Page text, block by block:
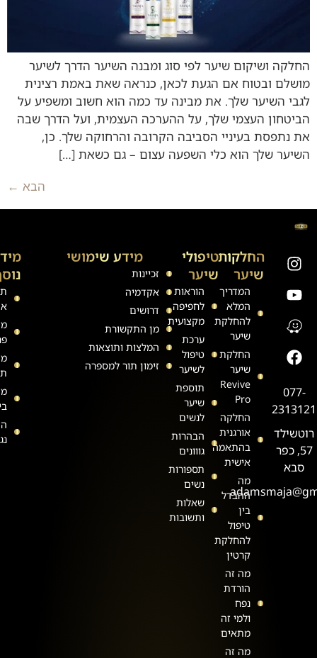
החלקה ושיקום שיער לפי סוג ומבנה השיער הדרך לשיער
מושלם ובטוח אם הגעת לכאן, כנראה שאת באמת רצינית
לגבי השיער שלך. את מבינה עד כמה הוא חשוב ומשפיע על
הביטחון העצמי שלך, על ההערכה העצמית, ועל הדרך שבה
את נתפסת בעיניי הסביבה הקרובה והרחוקה שלך. כן,
השיער שלך הוא כלי השפעה עצום – גם כשאת […]
הבא ←
077-
2313121
רוטשילד
57, כפר
סבא
החלקות
שיער
המדריך
המלא
להחלקת
שיער
החלקת
שיער
Revive
Pro
החלקה
אורגנית
בהתאמה
אישית
מה
ההבדל
בין
טיפול
להחלקת
קרטין
מה זה
הורדת
נפח
ולמי זה
מתאים
מה זה
טיפולי
שיער
הוראות
לחפיפה
מקצועית
ערכת
טיפול
לשיער
תוספת
שיער
לנשים
הבהרות
גווונים
תספורות
נשים
שאלות
ותשובות
מידע שימושי
זכיינות
אקדמיה
דרושים
מן התקשורת
המלצות ותוצאות
זימון תור למספרה